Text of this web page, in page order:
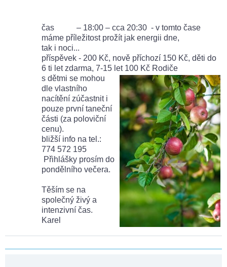
čas – 18:00 – cca 20:30 - v tomto čase
máme příležitost prožít jak energii dne,
tak i noci...
příspěvek - 200 Kč, nově příchozí 150 Kč, děti do
6 ti let zdarma, 7-15 let 100 Kč Rodiče
s dětmi se mohou
dle vlastního
nacítění zúčastnit i
pouze první taneční
části (za poloviční
cenu).
bližší info na tel.:
774 572 195
Přihlášky prosím do
pondělního večera.
Těším se na
společný živý a
intenzivní čas.
Karel